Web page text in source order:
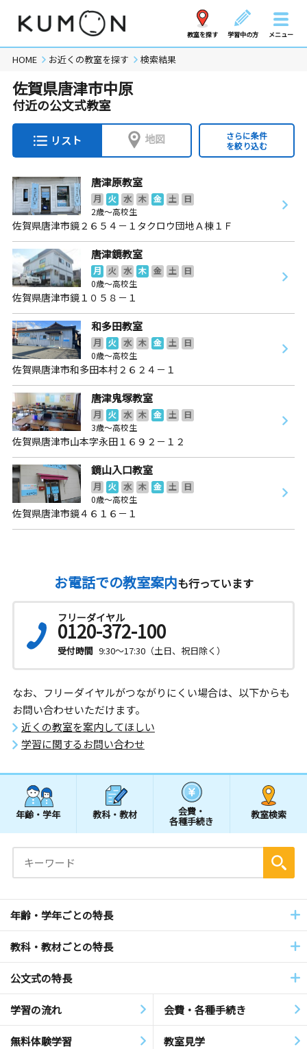
教室を探す 学習中の方 メニュー
HOME お近くの教室を探す 検索結果
佐賀県唐津市中原
付近の公文式教室
リスト 地図
さらに条件
を絞り込む
唐津原教室
月 火 水 木 金 土
日
2歳～高校生
佐賀県唐津市鏡２６５４－１タクロウ団地Ａ棟１Ｆ
唐津鏡教室
月 火 水 木 金 土
日
0歳～高校生
佐賀県唐津市鏡１０５８－１
和多田教室
月 火 水 木 金 土
日
0歳～高校生
佐賀県唐津市和多田本村２６２４－１
唐津鬼塚教室
月 火 水 木 金 土
日
3歳～高校生
佐賀県唐津市山本字永田１６９２－１２
鏡山入口教室
月 火 水 木 金 土
日
0歳～高校生
佐賀県唐津市鏡４６１６－１
お電話での教室案内も行っています
フリーダイヤル
0120-372-100
受付時間 9:30～17:30（土日、祝日除く）
なお、フリーダイヤルがつながりにくい場合は、以下からも
お問い合わせいただけます。
近くの教室を案内してほしい
学習に関するお問い合わせ
年齢・学年 教科・教材 会費・
各種手続き
教室検索
年齢・学年ごとの特長
教科・教材ごとの特長
公文式の特長
学習の流れ 会費・各種手続き
無料体験学習 教室見学